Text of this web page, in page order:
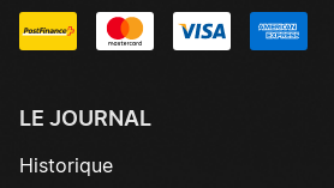
LE JOURNAL
Historique